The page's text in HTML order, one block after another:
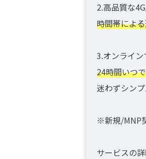
2.高品質な
時間帯によ
3.オンライン
24時間いつ
迷わずシン
※新規/MNP
サービスの